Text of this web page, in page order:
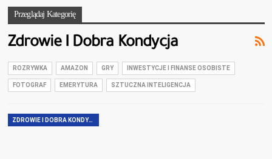
Przeglądaj Kategorię
Zdrowie I Dobra Kondycja
ROZRYWKA AMAZON GRY INWESTYCJE I FINANSE OSOBISTE
FOTOGRAF EMERYTURA SZTUCZNA INTELIGENCJA
ZDROWIE I DOBRA KONDYCJA